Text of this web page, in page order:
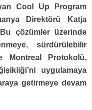
Cool Up Program
Direktörü Katja
çözümler üzerinde
sürdürülebilir
Montreal Protokolü,
uygulamaya
getirmeye devam